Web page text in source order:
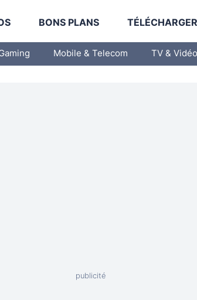
BONS PLANS
Mobile & Telecom TV & Vidéo